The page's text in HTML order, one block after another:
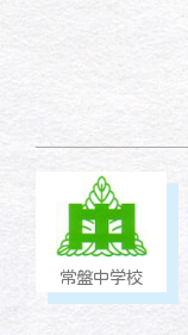
常盤中学校